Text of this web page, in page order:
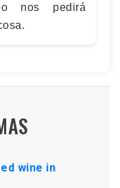
nos pedirá
wine in